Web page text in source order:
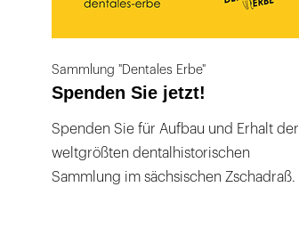
Sammlung "Dentales Erbe"
Spenden Sie jetzt!
Spenden Sie für Aufbau und Erhalt der
weltgrößten dentalhistorischen
Sammlung im sächsischen Zschadraß.